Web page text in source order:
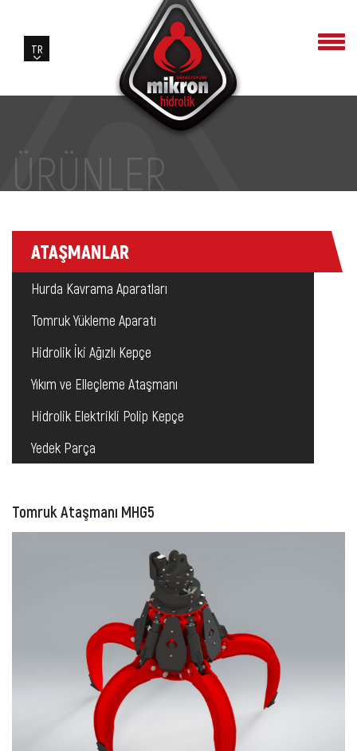
ÜRÜNLER
ATAŞMANLAR
Hurda Kavrama Aparatları
Tomruk Yükleme Aparatı
Hidrolik İki Ağızlı Kepçe
Yıkım ve Elleçleme Ataşmanı
Hidrolik Elektrikli Polip Kepçe
Yedek Parça
Tomruk Ataşmanı MHG5